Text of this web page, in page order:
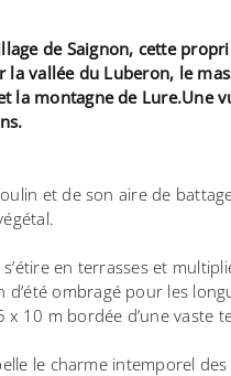
de Saignon, cette
vallée du Luberon, le
la montagne de Lure.Une
et de son aire de
en terrasses et
d’été ombragé pour les
10 m bordée d’une vaste
le charme intemporel